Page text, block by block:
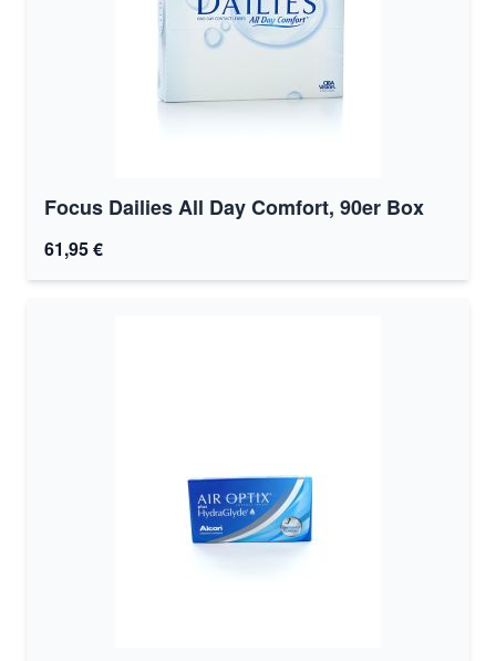
Focus Dailies All Day Comfort, 90er Box
61,95 €